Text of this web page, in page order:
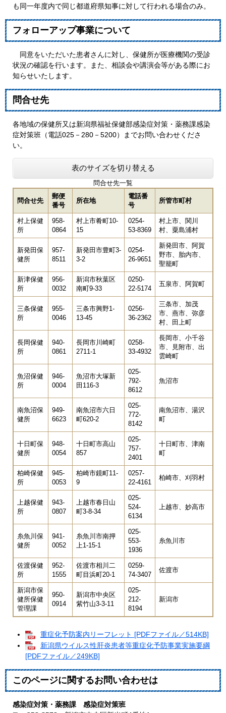
も同一年度内で同じ都道府県知事に対して行われる場合のみ。
フォローアップ事業について
同意をいただいた患者さんに対し、保健所が医療機関の受診
状況の確認を行います。また、相談会や講演会等がある際にお
知らせいたします。
問合せ先
各地域の保健所又は新潟県福祉保健部感染症対策・薬務課感染
症対策班（電話025－280－5200）までお問い合わせくださ
い。
表のサイズを切り替える
問合せ先一覧
問合せ先
郵便
番号
所在地
電話番
号
所管市町村
村上保健
所
958-
0864
村上市肴町10-
15
0254-
53-8369
村上市、関川
村、粟島浦村
新発田保
健所
957-
8511
新発田市豊町3-
3-2
0254-
26-9651
新発田市、阿賀
野市、胎内市、
聖籠町
新津保健
所
956-
0032
新潟市秋葉区
南町9-33
0250-
22-5174
五泉市、阿賀町
三条保健
所
955-
0046
三条市興野1-
13-45
0256-
36-2362
三条市、加茂
市、燕市、弥彦
村、田上町
長岡保健
所
940-
0861
長岡市川崎町
2711-1
0258-
33-4932
長岡市、小千谷
市、見附市、出
雲崎町
魚沼保健
所
946-
0004
魚沼市大塚新
田116-3
025-
792-
8612
魚沼市
南魚沼保
健所
949-
6623
南魚沼市六日
町620-2
025-
772-
8142
南魚沼市、湯沢
町
十日町保
健所
948-
0054
十日町市高山
857
025-
757-
2401
十日町市、津南
町
柏崎保健
所
945-
0053
柏崎市鏡町11-
9
0257-
22-4161
柏崎市、刈羽村
上越保健
所
943-
0807
上越市春日山
町3-8-34
025-
524-
6134
上越市、妙高市
糸魚川保
健所
941-
0052
糸魚川市南押
上1-15-1
025-
553-
1936
糸魚川市
佐渡保健
所
952-
1555
佐渡市相川二
町目浜町20-1
0259-
74-3407
佐渡市
新潟市保
健所保健
管理課
950-
0914
新潟市中央区
紫竹山3-3-11
025-
212-
8194
新潟市
重症化予防案内リーフレット [PDFファイル／514KB]
新潟県ウイルス性肝炎患者等重症化予防事業実施要綱
[PDFファイル／249KB]
このページに関するお問い合わせは
感染症対策・薬務課 感染症対策班